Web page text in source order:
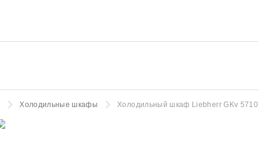
Холодильные шкафы Холодильный шкаф Liebherr GKv 5710